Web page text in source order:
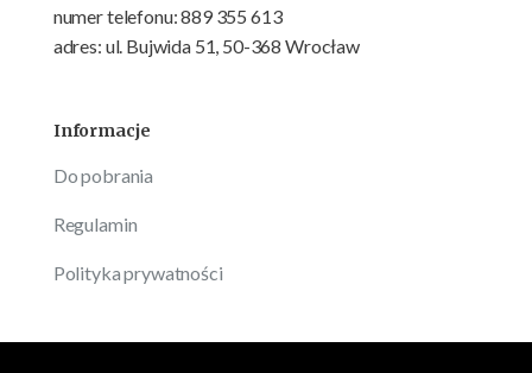
numer telefonu: 889 355 613
adres: ul. Bujwida 51, 50-368 Wrocław
Informacje
Do pobrania
Regulamin
Polityka prywatności